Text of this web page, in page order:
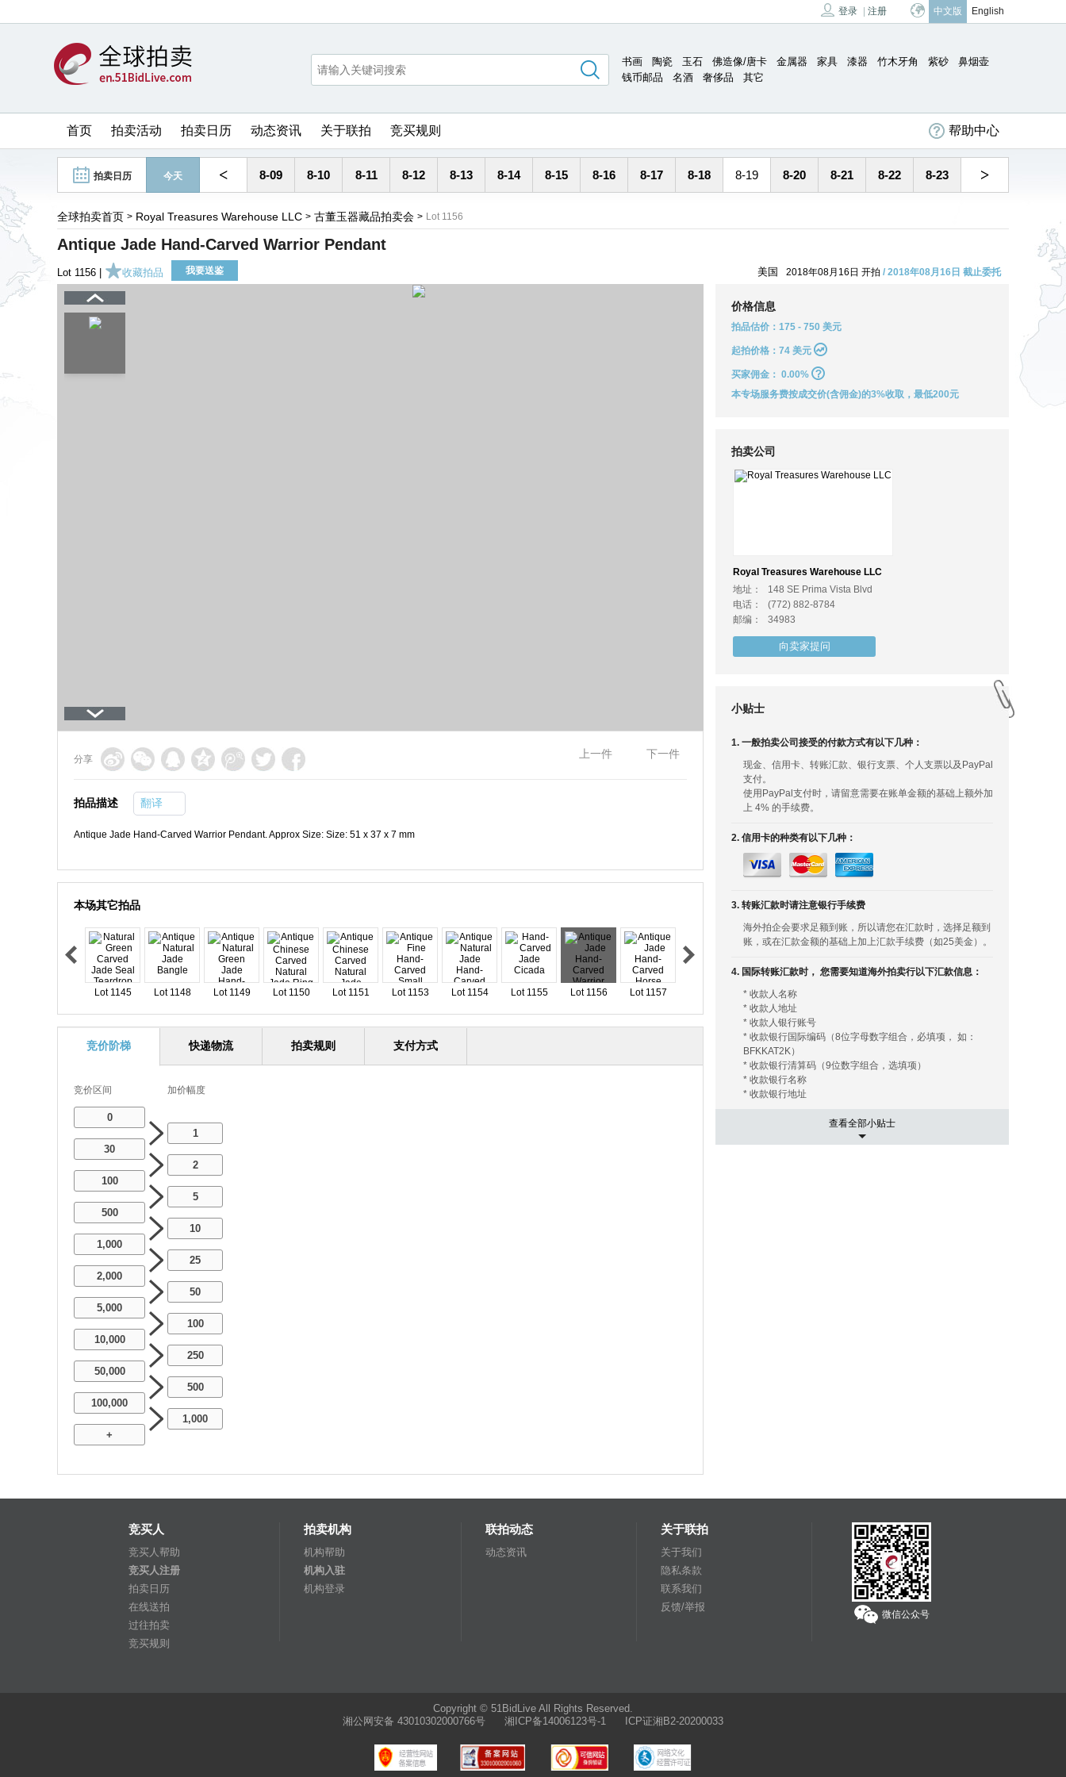
登录 注册 中文版 English
书画 陶瓷 玉石 佛造像/唐卡 金属器 家具 漆器 竹木牙角 紫砂
鼻烟壶
钱币邮品
名酒 奢侈品 其它
首页 拍卖活动 拍卖日历 动态资讯 关于联拍 竞买规则 帮助中心
拍卖日历 今天 < 8-09 8-10 8-11 8-12 8-13 8-14 8-15 8-16 8-17 8-18 8-19 8-20 8-21 8-22 8-23 >
全球拍卖首页 > Royal Treasures Warehouse LLC > 古董玉器藏品拍卖会 > Lot 1156
Antique Jade Hand-Carved Warrior Pendant
Lot 1156 | 收藏拍品 我要送鉴 美国 2018年08月16日 开拍 / 2018年08月16日 截止委托
分享 上一件 下一件
拍品描述 翻译
Antique Jade Hand-Carved Warrior Pendant. Approx Size: Size: 51 x 37 x 7 mm
本场其它拍品
Lot 1145 Lot 1148 Lot 1149 Lot 1150 Lot 1151 Lot 1153 Lot 1154 Lot 1155 Lot 1156 Lot 1157
竞价阶梯 快递物流 拍卖规则 支付方式
竞价区间 加价幅度
0
1
30
2
100
5
500
10
1,000
25
2,000
50
5,000
100
10,000
250
50,000
500
100,000
1,000
+
价格信息
拍品估价：175 - 750 美元
起拍价格：74 美元
买家佣金： 0.00%
本专场服务费按成交价(含佣金)的3%收取，最低200元
拍卖公司
Royal Treasures Warehouse LLC
地址：
148 SE Prima Vista Blvd
电话：
(772) 882-8784
邮编：
34983
向卖家提问
小贴士
1. 一般拍卖公司接受的付款方式有以下几种：
现金、信用卡、转账汇款、银行支票、个人支票以及PayPal
支付。
使用PayPal支付时，请留意需要在账单金额的基础上额外加
上 4% 的手续费。
2. 信用卡的种类有以下几种：
3. 转账汇款时请注意银行手续费
海外拍企会要求足额到账，所以请您在汇款时，选择足额到
账，或在汇款金额的基础上加上汇款手续费（如25美金）。
4. 国际转账汇款时， 您需要知道海外拍卖行以下汇款信息：
* 收款人名称
* 收款人地址
* 收款人银行账号
* 收款银行国际编码（8位字母数字组合，必填项， 如：
BFKKAT2K）
* 收款银行清算码（9位数字组合，选填项）
* 收款银行名称
* 收款银行地址
有的海外拍卖行会替您安排和协调运输， 您只需要支付相关
查看全部小贴士
竞买人
竞买人帮助
竞买人注册
拍卖日历
在线送拍
过往拍卖
竞买规则
拍卖机构
机构帮助
机构入驻
机构登录
联拍动态
动态资讯
关于联拍
关于我们
隐私条款
联系我们
反馈/举报
微信公众号
Copyright © 51BidLive All Rights Reserved.
湘公网安备 43010302000766号 湘ICP备14006123号-1 ICP证湘B2-20200033